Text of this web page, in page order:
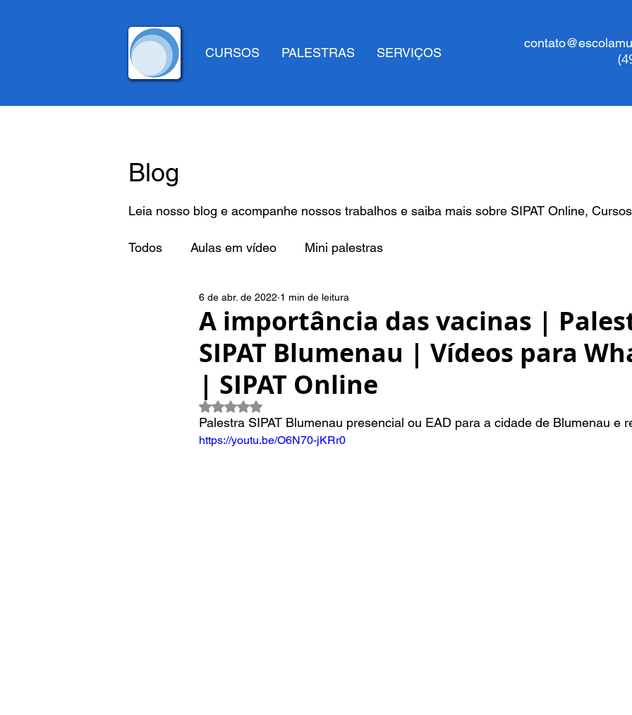
CURSOS PALESTRAS SERVIÇOS
Blog
Leia nosso blog e acompanhe nossos trabalhos e saiba mais sobre SIPAT Online,
Todos Aulas em vídeo Mini palestras
A importância das vacinas |
SIPAT Blumenau | Vídeos para
| SIPAT Online
6 de abr. de 2022 1 min de leitura
Avaliado com NaN de 5 estrelas.
Palestra SIPAT Blumenau presencial ou EAD para a cidade de Blumenau e
https://youtu.be/O6N70-jKRr0